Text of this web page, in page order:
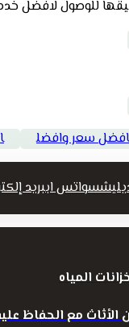
للوصول لافضل
بافضل سعر وافضل
واتس اببريد
المياه
مع الحفاظ